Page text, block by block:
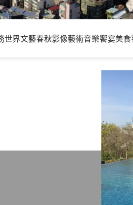
世界文藝春秋影像藝術音樂饗宴美食